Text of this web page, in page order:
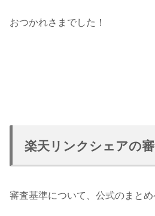
おつかれさまでした！
楽天リンクシェアの
審査基準について、公式のまとめ